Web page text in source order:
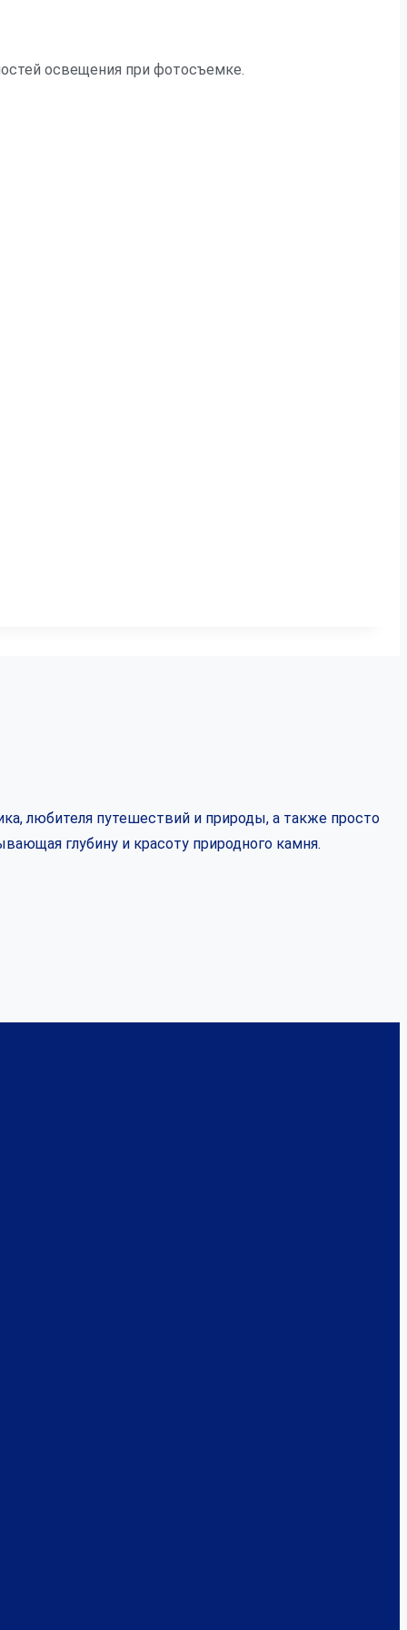
освещения при фотосъемке.
любителя путешествий и природы, а также просто
глубину и красоту природного камня.